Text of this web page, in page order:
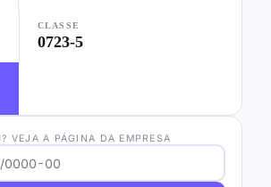
CLASSE
0723-5
VEJA A PÁGINA DA EMPRESA